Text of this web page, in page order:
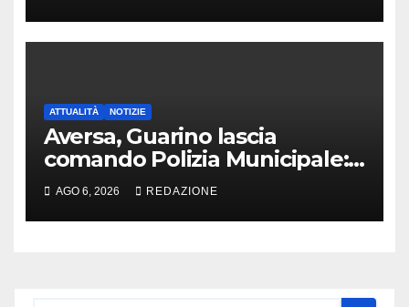
ATTUALITÀ NOTIZIE
Aversa, Guarino lascia
comando Polizia Municipale:
arriva Nacar
AGO 6, 2026 REDAZIONE